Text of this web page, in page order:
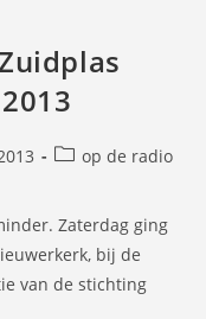
Berichtcategorie:
op de radio
Zaterdag ging
bij de
van de stichting